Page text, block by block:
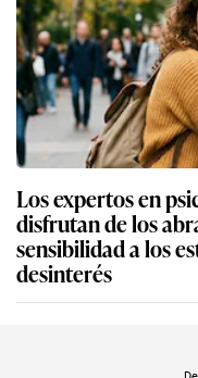
Los expertos en
disfrutan de los
sensibilidad a los
desinterés